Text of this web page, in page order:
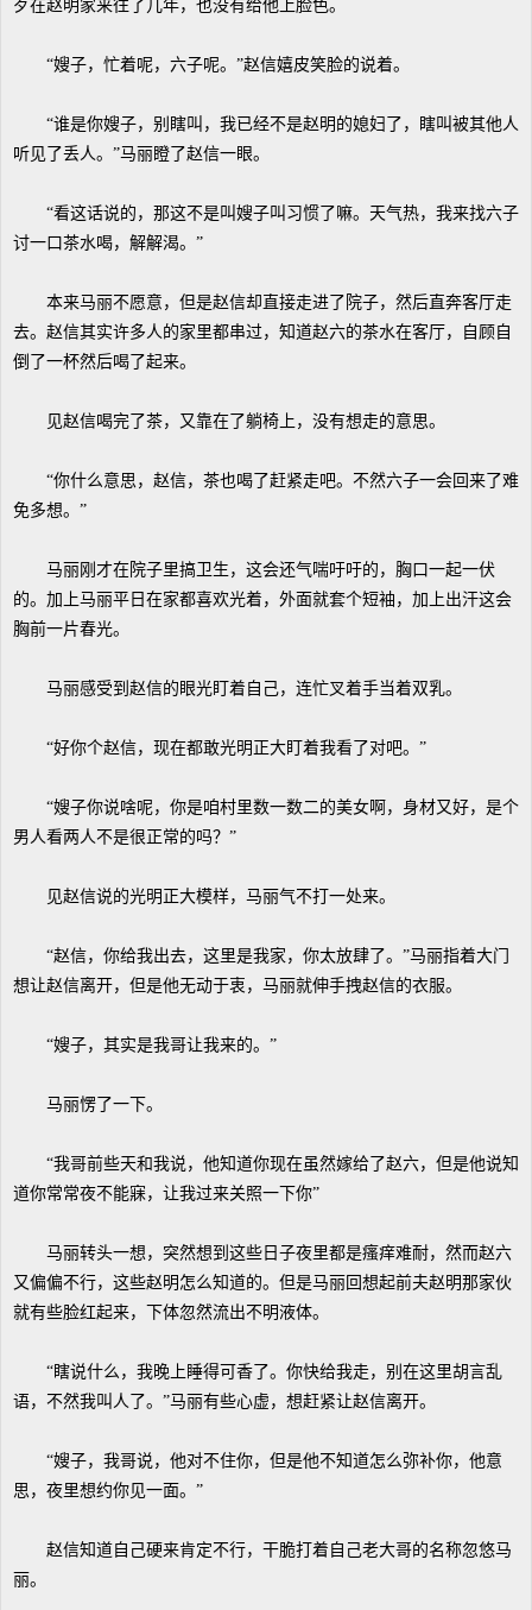
歹在赵明家来往了几年，也没有给他上脸色。
“嫂子，忙着呢，六子呢。”赵信嬉皮笑脸的说着。
“谁是你嫂子，别瞎叫，我已经不是赵明的媳妇了，瞎叫被其他人
听见了丢人。”马丽瞪了赵信一眼。
“看这话说的，那这不是叫嫂子叫习惯了嘛。天气热，我来找六子
讨一口茶水喝，解解渴。”
本来马丽不愿意，但是赵信却直接走进了院子，然后直奔客厅走
去。赵信其实许多人的家里都串过，知道赵六的茶水在客厅，自顾自
倒了一杯然后喝了起来。
见赵信喝完了茶，又靠在了躺椅上，没有想走的意思。
“你什么意思，赵信，茶也喝了赶紧走吧。不然六子一会回来了难
免多想。”
马丽刚才在院子里搞卫生，这会还气喘吁吁的，胸口一起一伏
的。加上马丽平日在家都喜欢光着，外面就套个短袖，加上出汗这会
胸前一片春光。
马丽感受到赵信的眼光盯着自己，连忙叉着手当着双乳。
“好你个赵信，现在都敢光明正大盯着我看了对吧。”
“嫂子你说啥呢，你是咱村里数一数二的美女啊，身材又好，是个
男人看两人不是很正常的吗？”
见赵信说的光明正大模样，马丽气不打一处来。
“赵信，你给我出去，这里是我家，你太放肆了。”马丽指着大门
想让赵信离开，但是他无动于衷，马丽就伸手拽赵信的衣服。
“嫂子，其实是我哥让我来的。”
马丽愣了一下。
“我哥前些天和我说，他知道你现在虽然嫁给了赵六，但是他说知
道你常常夜不能寐，让我过来关照一下你”
马丽转头一想，突然想到这些日子夜里都是瘙痒难耐，然而赵六
又偏偏不行，这些赵明怎么知道的。但是马丽回想起前夫赵明那家伙
就有些脸红起来，下体忽然流出不明液体。
“瞎说什么，我晚上睡得可香了。你快给我走，别在这里胡言乱
语，不然我叫人了。”马丽有些心虚，想赶紧让赵信离开。
“嫂子，我哥说，他对不住你，但是他不知道怎么弥补你，他意
思，夜里想约你见一面。”
赵信知道自己硬来肯定不行，干脆打着自己老大哥的名称忽悠马
丽。